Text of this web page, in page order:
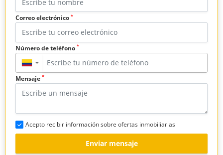
Correo electrónico *
Número de teléfono *
▼
Mensaje *
Acepto recibir información sobre ofertas inmobiliarias
Enviar mensaje